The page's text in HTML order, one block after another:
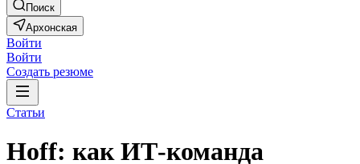
Поиск
Архонская
Войти
Войти
Создать резюме
Статьи
Hoff: как ИТ-команда